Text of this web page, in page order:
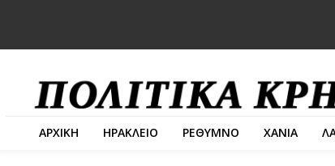
ΑΡΧΙΚΗ ΗΡΑΚΛΕΙΟ ΡΕΘΥΜΝΟ ΧΑΝΙΑ